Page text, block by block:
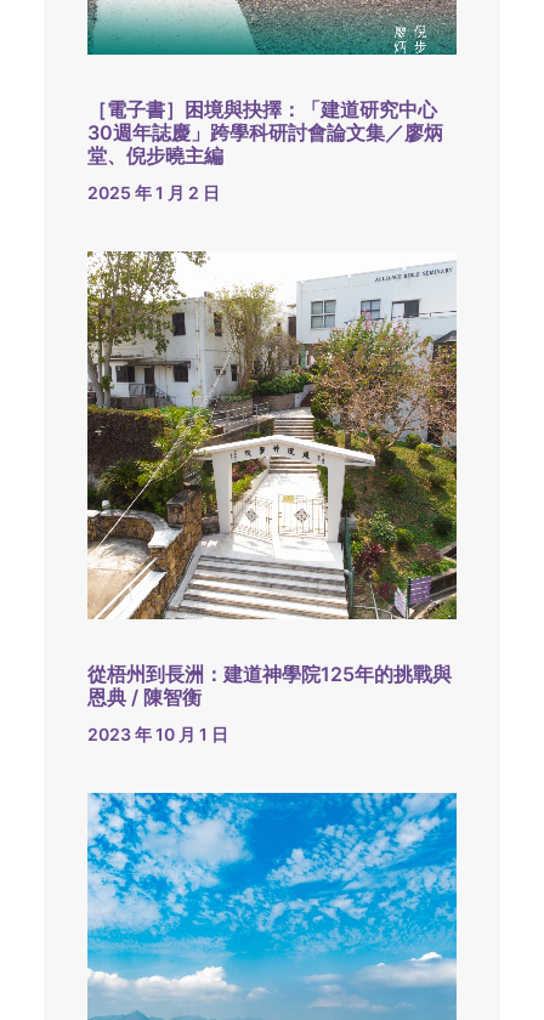
［電子書］困境與抉擇：「建道研究中心
30週年誌慶」跨學科研討會論文集／廖炳
堂、倪步曉主編
2025 年 1 月 2 日
從梧州到長洲：建道神學院125年的挑戰與
恩典 / 陳智衡
2023 年 10 月 1 日